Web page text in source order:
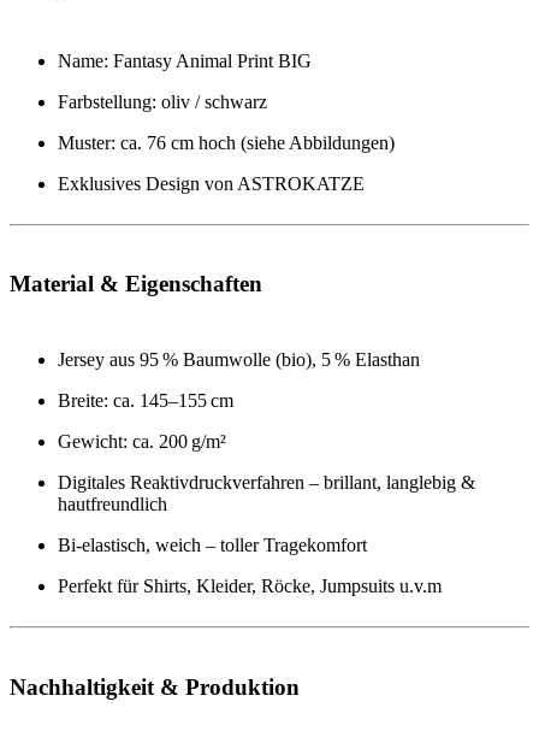
Name: Fantasy Animal Print BIG
Farbstellung: oliv / schwarz
Muster: ca. 76 cm hoch (siehe Abbildungen)
Exklusives Design von ASTROKATZE
Material & Eigenschaften
Jersey aus 95 % Baumwolle (bio), 5 % Elasthan
Breite: ca. 145–155 cm
Gewicht: ca. 200 g/m²
Digitales Reaktivdruckverfahren – brillant, langlebig &
hautfreundlich
Bi-elastisch, weich – toller Tragekomfort
Perfekt für Shirts, Kleider, Röcke, Jumpsuits u.v.m
Nachhaltigkeit & Produktion